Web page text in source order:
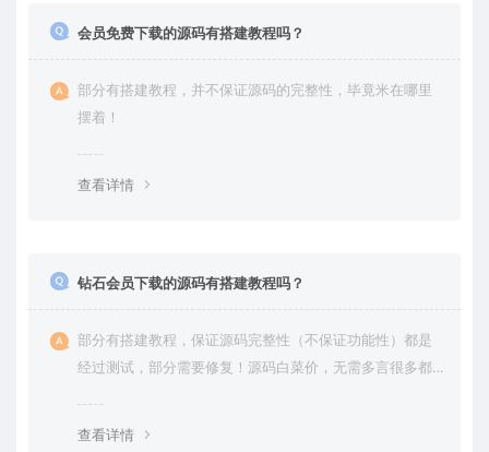
会员免费下载的源码有搭建教程吗？
部分有搭建教程，并不保证源码的完整性，毕竟米在哪里
摆着！
查看详情
钻石会员下载的源码有搭建教程吗？
部分有搭建教程，保证源码完整性（不保证功能性）都是
经过测试，部分需要修复！源码白菜价，无需多言很多都
查看详情